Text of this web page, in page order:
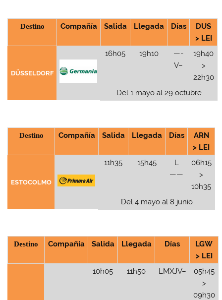
Destino Compañía Salida Llegada Días
DUS
> LEI
DÜSSELDORF
16h05 19h10
—-
V–
19h40
>
22h30
Del 1 mayo al 29 octubre
Destino Compañía Salida Llegada Días
ARN
> LEI
ESTOCOLMO
11h35 15h45
L
——
06h15
>
10h35
Del 4 mayo al 8 junio
Destino Compañía Salida Llegada Días
LGW
> LEI
10h05 11h50 LMXJV–
05h45
>
09h30